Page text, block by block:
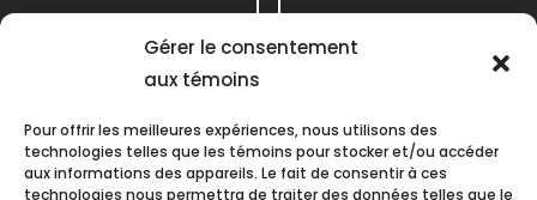
Gérer le consentement
aux témoins
Pour offrir les meilleures expériences, nous utilisons des
technologies telles que les témoins pour stocker et/ou accéder
aux informations des appareils. Le fait de consentir à ces
technologies nous permettra de traiter des données telles que le
Téléphone :
(418) 622-1001